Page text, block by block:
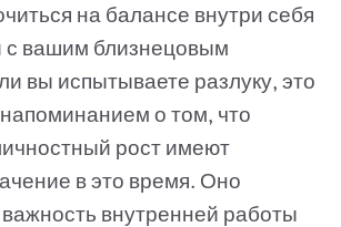
на балансе внутри себя
с вашим близнецовым
вы испытываете разлуку, это
о том, что
рост имеют
в это время. Оно
внутренней работы